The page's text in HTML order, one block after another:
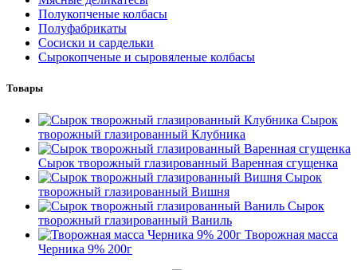
Полукопченые колбасы
Полуфабрикаты
Сосиски и сардельки
Сырокопченые и сыровяленые колбасы
Товары
Сырок
творожный глазированный Клубника
Сырок творожный глазированный Варенная сгущенка
Сырок
творожный глазированный Вишня
Сырок
творожный глазированный Ваниль
Творожная масса
Черника 9% 200г